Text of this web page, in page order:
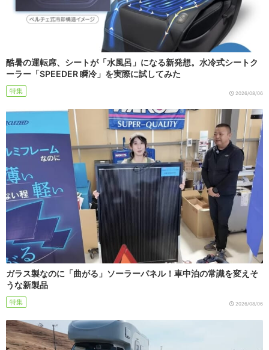
酷暑の運転席、シートが「水風呂」になる新発想。水冷式シートク
ーラー「SPEEDER 瞬冷」を実際に試してみた
特集 2026/08/06
ガラス製なのに「曲がる」ソーラーパネル！車中泊の常識を変えそ
うな新製品
特集 2026/08/06